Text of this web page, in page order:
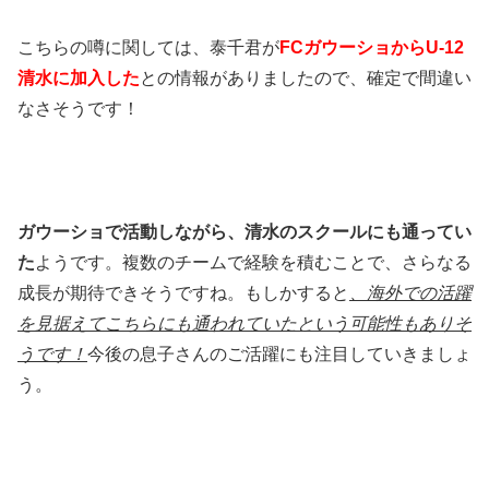
こちらの噂に関しては、泰千君がFCガウーショからU-12
清水に加入したとの情報がありましたので、確定で間違い
なさそうです！
ガウーショで活動しながら、清水のスクールにも通ってい
たようです。複数のチームで経験を積むことで、さらなる
成長が期待できそうですね。もしかすると 、海外での活躍
を見据えてこちらにも通われていたという可能性もありそ
うです！ 今後の息子さんのご活躍にも注目していきましょ
う。